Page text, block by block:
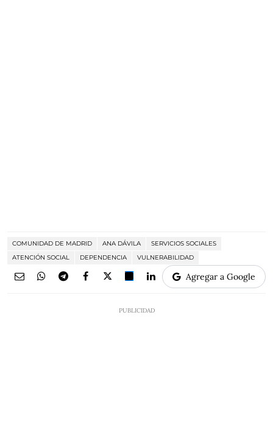
COMUNIDAD DE MADRID ANA DÁVILA
SERVICIOS SOCIALES
ATENCIÓN SOCIAL
DEPENDENCIA VULNERABILIDAD
Agregar a Google